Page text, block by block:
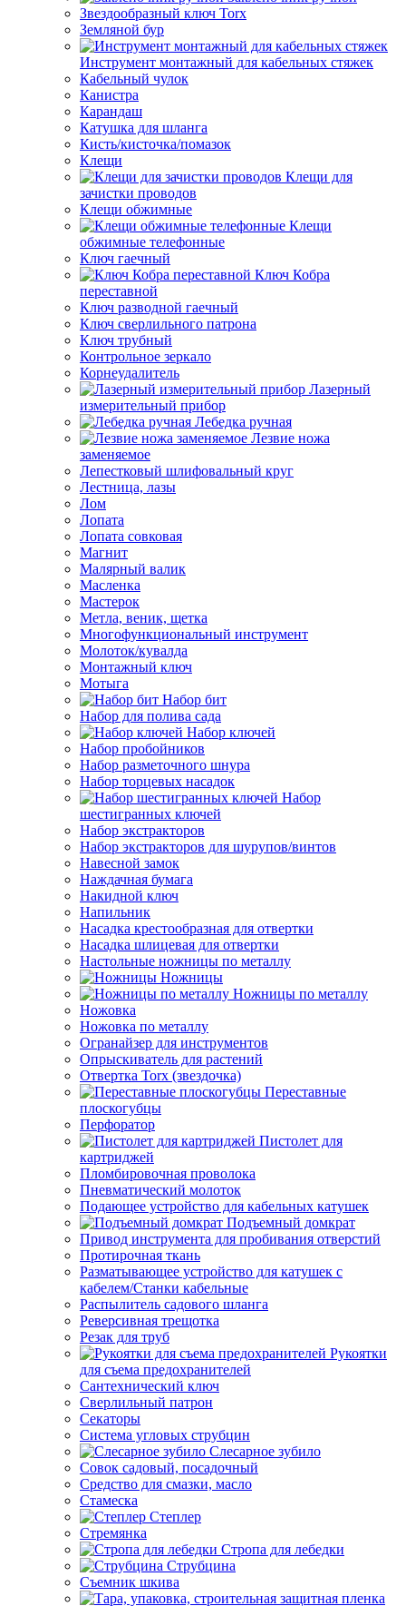
Звездообразный ключ Torx
Земляной бур
Инструмент монтажный для кабельных стяжек
Кабельный чулок
Канистра
Карандаш
Катушка для шланга
Кисть/кисточка/помазок
Клещи
Клещи для
зачистки проводов
Клещи обжимные
Клещи
обжимные телефонные
Ключ гаечный
Ключ Кобра
переставной
Ключ разводной гаечный
Ключ сверлильного патрона
Ключ трубный
Контрольное зеркало
Корнеудалитель
Лазерный
измерительный прибор
Лебедка ручная
Лезвие ножа
заменяемое
Лепестковый шлифовальный круг
Лестница, лазы
Лом
Лопата
Лопата совковая
Магнит
Малярный валик
Масленка
Мастерок
Метла, веник, щетка
Многофункциональный инструмент
Молоток/кувалда
Монтажный ключ
Мотыга
Набор бит
Набор для полива сада
Набор ключей
Набор пробойников
Набор разметочного шнура
Набор торцевых насадок
Набор
шестигранных ключей
Набор экстракторов
Набор экстракторов для шурупов/винтов
Навесной замок
Наждачная бумага
Накидной ключ
Напильник
Насадка крестообразная для отвертки
Насадка шлицевая для отвертки
Настольные ножницы по металлу
Ножницы
Ножницы по металлу
Ножовка
Ножовка по металлу
Огранайзер для инструментов
Опрыскиватель для растений
Отвертка Torx (звездочка)
Переставные
плоскогубцы
Перфоратор
Пистолет для
картриджей
Пломбировочная проволока
Пневматический молоток
Подающее устройство для кабельных катушек
Подъемный домкрат
Привод инструмента для пробивания отверстий
Протирочная ткань
Разматывающее устройство для катушек с
кабелем/Станки кабельные
Распылитель садового шланга
Реверсивная трещотка
Резак для труб
Рукоятки
для съема предохранителей
Сантехнический ключ
Сверлильный патрон
Секаторы
Система угловых струбцин
Слесарное зубило
Совок садовый, посадочный
Средство для смазки, масло
Стамеска
Степлер
Стремянка
Стропа для лебедки
Струбцина
Съемник шкива